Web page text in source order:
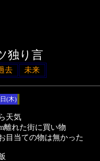
独り言
去 未来
(木)
天気
離れた街に買い物
目当ての物は無かった